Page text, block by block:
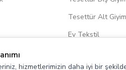
Tesettür Alt Giyim
Ev Tekstil
hizmetlerimizin daha iyi bir